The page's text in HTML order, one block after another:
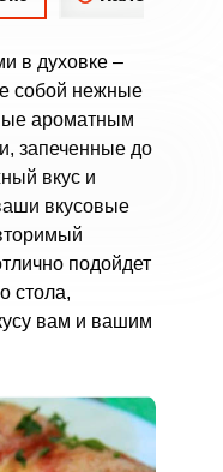
в духовке –
собой нежные
ароматным
запеченные до
вкус и
вкусовые
подойдет
стола,
вам и вашим